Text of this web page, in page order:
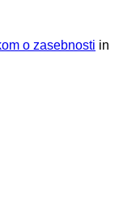
o zasebnosti in